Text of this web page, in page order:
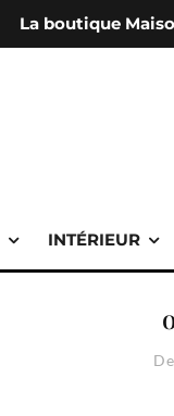
La boutique
INTÉRIEUR